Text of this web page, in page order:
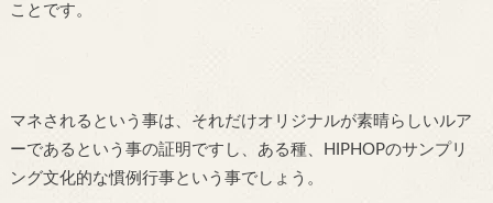
ことです。
マネされるという事は、それだけオリジナルが素晴らしいルア
ーであるという事の証明ですし、ある種、HIPHOPのサンプリ
ング文化的な慣例行事という事でしょう。